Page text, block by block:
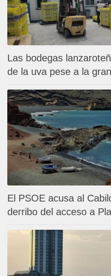
Las bodegas
de la uva pese a la
El PSOE acusa al
derribo del acceso a